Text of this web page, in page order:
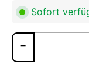
Sofort